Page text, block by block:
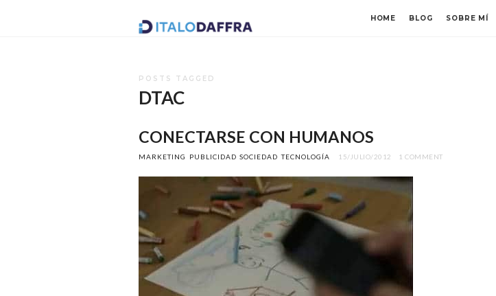
HOME BLOG SOBRE MÍ
POSTS TAGGED
DTAC
CONECTARSE CON HUMANOS
MARKETING PUBLICIDAD SOCIEDAD TECNOLOGÍA 15/JULIO/2012 1 COMMENT